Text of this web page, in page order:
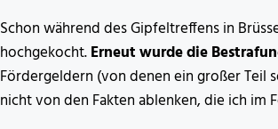
Schon während des Gipfeltreffens in
hochgekocht.Erneut wurde die
Fördergeldern (von denen ein großer Teil
nicht von den Fakten ablenken, die ich im